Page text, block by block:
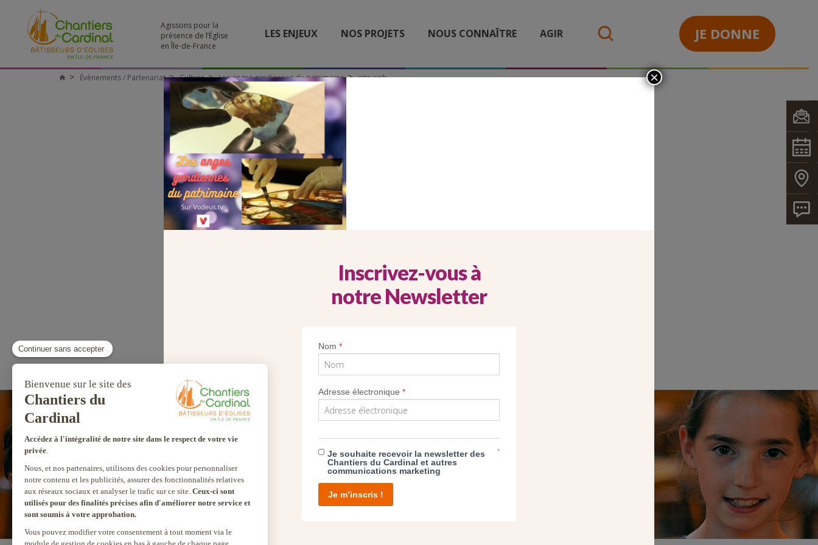
Agissons pour la
présence de l’Église
en Île-de-France
LES ENJEUX NOS PROJETS NOUS CONNAÎTRE AGIR JE DONNE
Chantiers
Évènements / Partenariat Culture Les anges gardiennes du patrimoine site web
SEUL VOTRE DON
NOUS PERMET D’AGIR
Inscrivez-vous à
notre Newsletter
Nom*
Adresse électronique*
Je souhaite recevoir la newsletter des
Chantiers du Cardinal et autres
communications marketing
*
Je m’inscris !
×